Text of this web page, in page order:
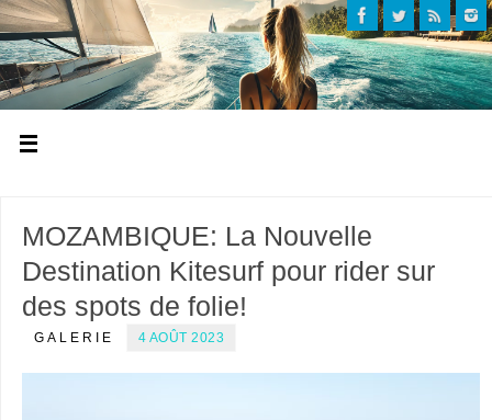
MOZAMBIQUE: La Nouvelle
Destination Kitesurf pour rider sur
des spots de folie!
GALERIE 4 AOÛT 2023